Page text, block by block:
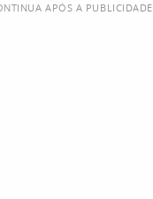
APÓS A PUBLICIDADE